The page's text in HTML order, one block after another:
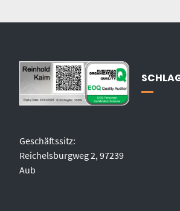
Geschäftssitz:
Reichelsburgweg 2, 97239
Aub